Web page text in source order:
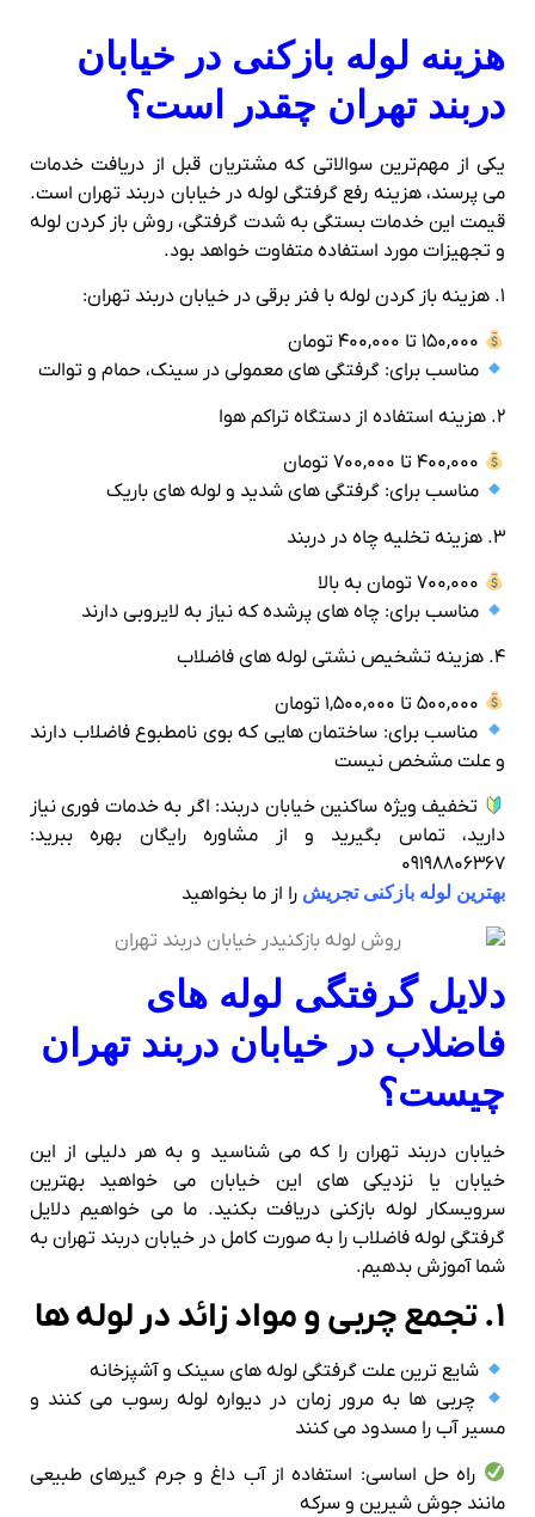
هزینه لوله‌ بازکنی در خیابان
دربند تهران چقدر است؟
یکی از مهم‌ترین سوالاتی که مشتریان قبل از دریافت خدمات
می‌ پرسند، هزینه رفع گرفتگی لوله در خیابان دربند تهران است.
قیمت این خدمات بستگی به شدت گرفتگی، روش باز کردن لوله
و تجهیزات مورد استفاده متفاوت خواهد بود.
۱. هزینه باز کردن لوله با فنر برقی در خیابان دربند تهران:
مناسب برای: گرفتگی‌ های معمولی در سینک، حمام و توالت
۲. هزینه استفاده از دستگاه تراکم هوا
مناسب برای: گرفتگی‌ های شدید و لوله‌ های باریک
۳. هزینه تخلیه چاه در دربند
مناسب برای: چاه‌ های پرشده که نیاز به لایروبی دارند
۴. هزینه تشخیص نشتی لوله‌ های فاضلاب
مناسب برای: ساختمان‌ هایی که بوی نامطبوع فاضلاب دارند
و علت مشخص نیست
تخفیف ویژه ساکنین خیابان دربند: اگر به خدمات فوری نیاز
دارید، تماس بگیرید و از مشاوره رایگان بهره ببرید:
۰۹۱۹۸۸۰۶۳۶۷
بهترین لوله بازکنی تجریش را از ما بخواهید
دلایل گرفتگی لوله‌ های
فاضلاب در خیابان دربند تهران
چیست؟
خیابان دربند تهران را که می شناسید و به هر دلیلی از این
خیابان یا نزدیکی های این خیابان می خواهید بهترین
سرویسکار لوله بازکنی دریافت بکنید. ما می خواهیم دلایل
گرفتگی لوله فاضلاب را به صورت کامل در خیابان دربند تهران به
شما آموزش بدهیم.
۱. تجمع چربی و مواد زائد در لوله‌ ها
شایع‌ ترین علت گرفتگی لوله‌ های سینک و آشپزخانه
چربی‌ ها به مرور زمان در دیواره لوله رسوب می‌ کنند و
مسیر آب را مسدود می‌ کنند
راه‌ حل اساسی: استفاده از آب داغ و جرم‌ گیرهای طبیعی
مانند جوش‌ شیرین و سرکه